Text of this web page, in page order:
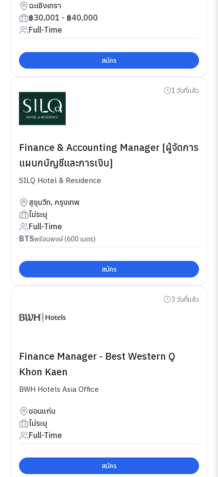
ฉะเชิงเทรา
฿30,001 - ฿40,000
Full-Time
สมัคร
1 วันที่แล้ว
Finance & Accounting Manager [ผู้จัดการ
แผนกบัญชีและการเงิน]
SILQ Hotel & Residence
สุขุมวิท, กรุงเทพ
ไม่ระบุ
Full-Time
BTSพร้อมพงษ์ (600 เมตร)
สมัคร
3 วันที่แล้ว
Finance Manager - Best Western Q
Khon Kaen
BWH Hotels Asia Office
ขอนแก่น
ไม่ระบุ
Full-Time
สมัคร